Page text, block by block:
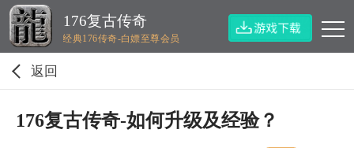
176复古传奇
经典176传奇-白嫖至尊会员
返回
176复古传奇-如何升级及经验？